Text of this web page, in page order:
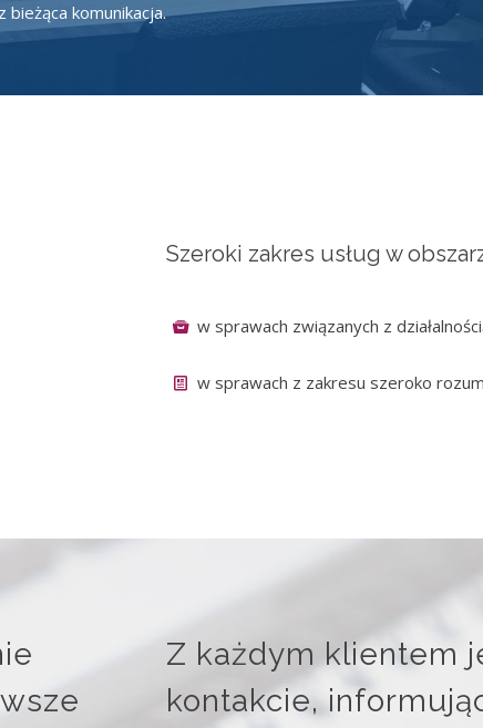
komunikacja.
Szeroki zakres usług w
w sprawach związanych z
w sprawach z zakresu szeroko
Z każdym klientem
kontakcie,